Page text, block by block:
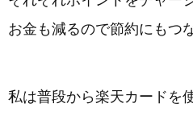
お金も減るので節約にもつ
私は普段から楽天カードを